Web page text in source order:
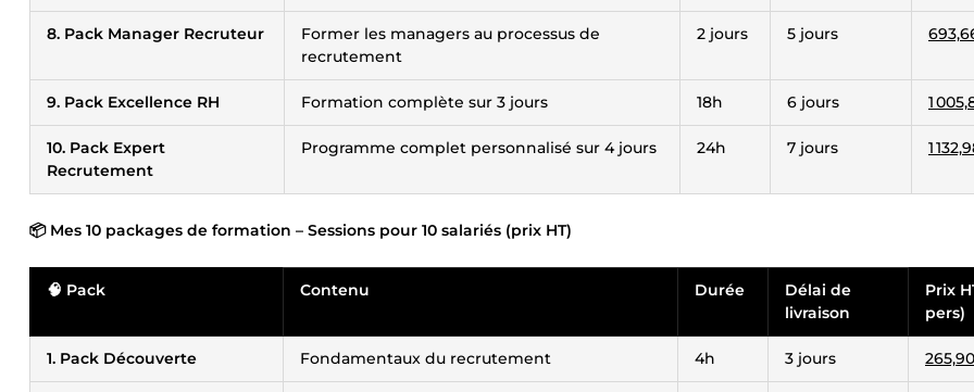
8. Pack Manager Recruteur
Former les managers au processus de
recrutement
2 jours 5 jours
9. Pack Excellence RH Formation complète sur 3 jours 18h 6 jours 1
10. Pack Expert
Recrutement
Programme complet personnalisé sur 4 jours 24h 7 jours 1
📦 Mes 10 packages de formation – Sessions pour 10 salariés (prix HT)
🧠 Pack Contenu Durée
Délai de
livraison
Prix
pers)
1. Pack Découverte Fondamentaux du recrutement 4h 3 jours